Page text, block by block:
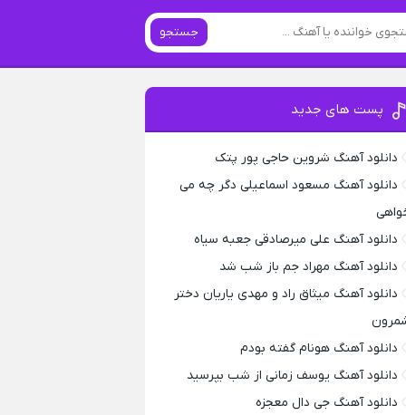
جستجو
پست های جدید
دانلود آهنگ شروین حاجی پور پتک
دانلود آهنگ مسعود اسماعیلی دگر چه می
دانلود آهنگ علی میرصادقی جعبه سیاه
دانلود آهنگ مهراد جم باز شب شد
دانلود آهنگ میثاق راد و مهدی یاریان دختر
دانلود آهنگ هونام گفته بودم
دانلود آهنگ یوسف زمانی از شب بپرسید
دانلود آهنگ جی دال معجزه